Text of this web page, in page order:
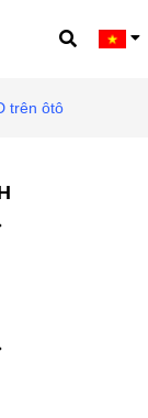
trên ôtô